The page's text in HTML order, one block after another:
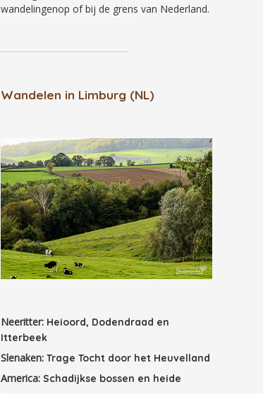
wandelingenop of bij de grens van Nederland.
Wandelen in Limburg (NL)
Neeritter: Heioord, Dodendraad en
Itterbeek
Slenaken: Trage Tocht door het Heuvelland
America: Schadijkse bossen en heide